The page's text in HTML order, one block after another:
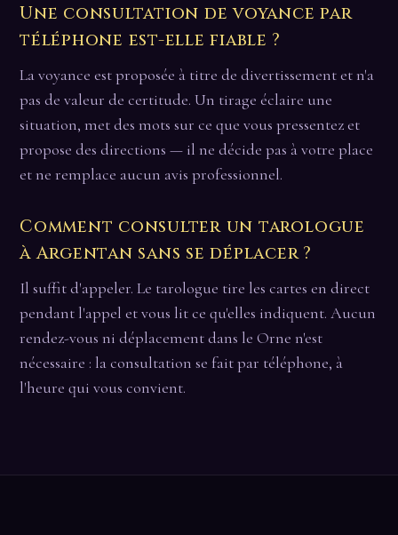
Une consultation de voyance par
téléphone est-elle fiable ?
La voyance est proposée à titre de divertissement et n'a
pas de valeur de certitude. Un tirage éclaire une
situation, met des mots sur ce que vous pressentez et
propose des directions — il ne décide pas à votre place
et ne remplace aucun avis professionnel.
Comment consulter un tarologue
à Argentan sans se déplacer ?
Il suffit d'appeler. Le tarologue tire les cartes en direct
pendant l'appel et vous lit ce qu'elles indiquent. Aucun
rendez-vous ni déplacement dans le Orne n'est
nécessaire : la consultation se fait par téléphone, à
l'heure qui vous convient.